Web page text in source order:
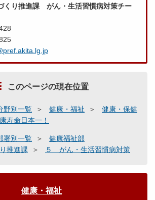
くり推進課 がん・生活習慣病対策チー
このページの現在位置
野別一覧 健康・福祉
健康・保健
寿命日本一！
署別一覧
健康福祉部
推進課
５ がん・生活習慣病対策
健康・福祉